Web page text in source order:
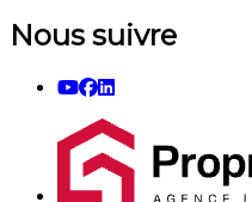
Nous suivre